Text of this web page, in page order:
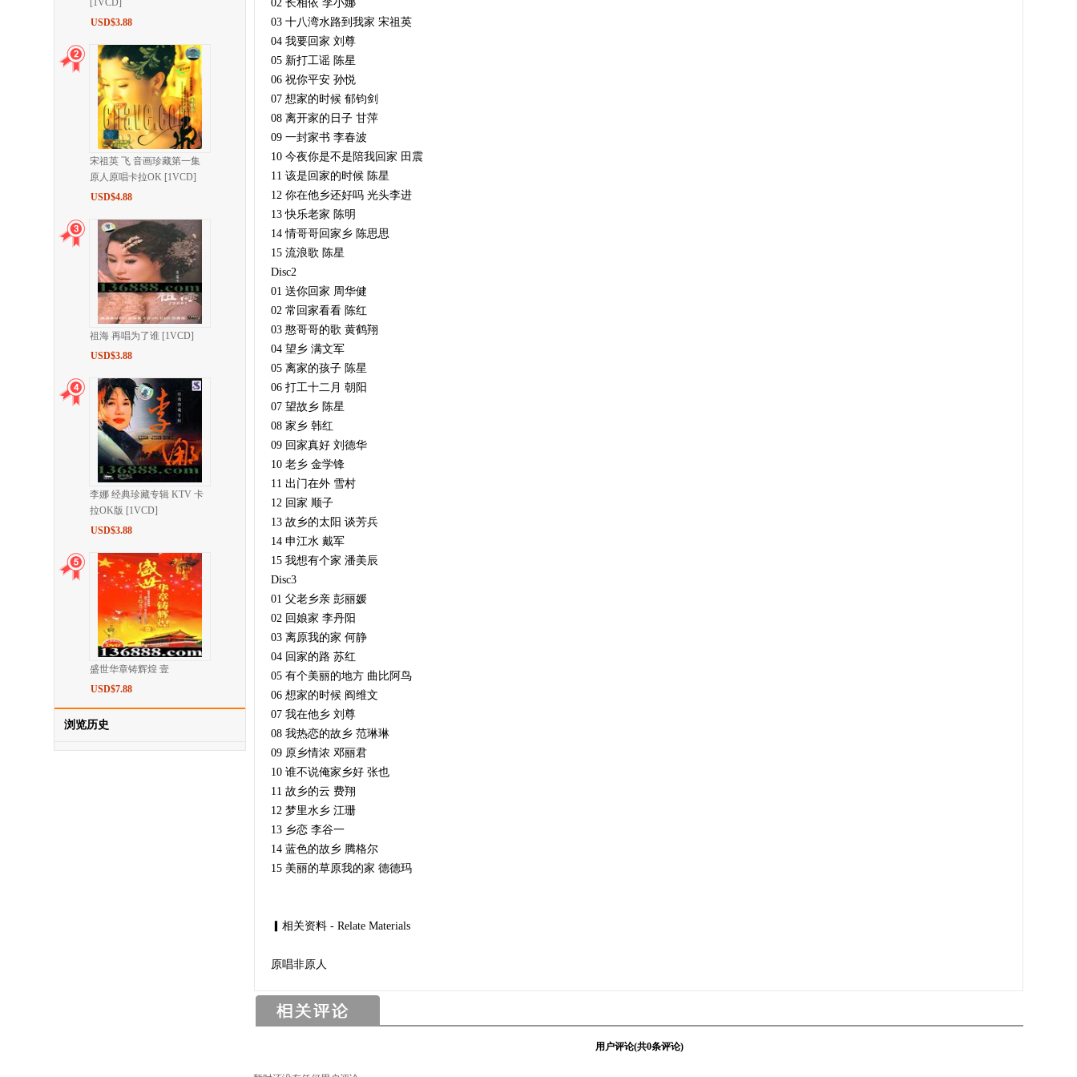
[1VCD]
USD$3.88
宋祖英 飞 音画珍藏第一集
原人原唱卡拉OK [1VCD]
USD$4.88
祖海 再唱为了谁 [1VCD]
USD$3.88
李娜 经典珍藏专辑 KTV 卡
拉OK版 [1VCD]
USD$3.88
盛世华章铸辉煌 壹
USD$7.88
浏览历史
02 长相依 李小娜
03 十八湾水路到我家 宋祖英
04 我要回家 刘尊
05 新打工谣 陈星
06 祝你平安 孙悦
07 想家的时候 郁钧剑
08 离开家的日子 甘萍
09 一封家书 李春波
10 今夜你是不是陪我回家 田震
11 该是回家的时候 陈星
12 你在他乡还好吗 光头李进
13 快乐老家 陈明
14 情哥哥回家乡 陈思思
15 流浪歌 陈星
Disc2
01 送你回家 周华健
02 常回家看看 陈红
03 憨哥哥的歌 黄鹤翔
04 望乡 满文军
05 离家的孩子 陈星
06 打工十二月 朝阳
07 望故乡 陈星
08 家乡 韩红
09 回家真好 刘德华
10 老乡 金学锋
11 出门在外 雪村
12 回家 顺子
13 故乡的太阳 谈芳兵
14 申江水 戴军
15 我想有个家 潘美辰
Disc3
01 父老乡亲 彭丽媛
02 回娘家 李丹阳
03 离原我的家 何静
04 回家的路 苏红
05 有个美丽的地方 曲比阿鸟
06 想家的时候 阎维文
07 我在他乡 刘尊
08 我热恋的故乡 范琳琳
09 原乡情浓 邓丽君
10 谁不说俺家乡好 张也
11 故乡的云 费翔
12 梦里水乡 江珊
13 乡恋 李谷一
14 蓝色的故乡 腾格尔
15 美丽的草原我的家 德德玛
▎相关资料 - Relate Materials
原唱非原人
用户评论(共0条评论)